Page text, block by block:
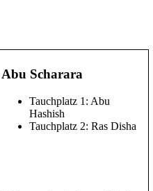
Abu Scharara
Tauchplatz 1: Abu
Hashish
Tauchplatz 2: Ras Disha